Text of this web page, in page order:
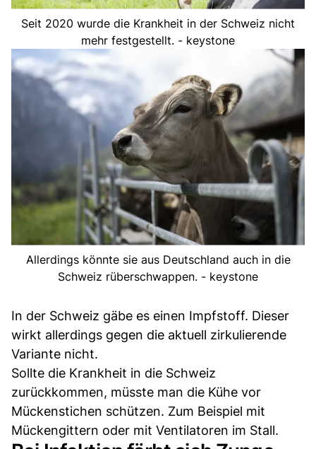
Seit 2020 wurde die Krankheit in der Schweiz nicht
mehr festgestellt. - keystone
Allerdings könnte sie aus Deutschland auch in die
Schweiz rüberschwappen. - keystone
In der Schweiz gäbe es einen Impfstoff. Dieser
wirkt allerdings gegen die aktuell zirkulierende
Variante nicht.
Sollte die Krankheit in die Schweiz
zurückkommen, müsste man die Kühe vor
Mückenstichen schützen. Zum Beispiel mit
Mückengittern oder mit Ventilatoren im Stall.